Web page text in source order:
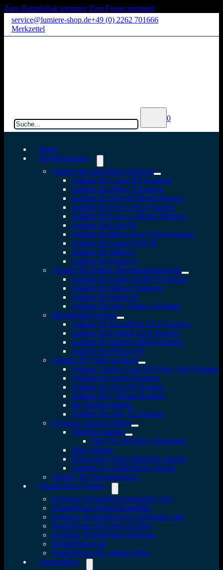
Zum Hauptinhalt springen Zum Footer springen
service@lumiere-shop.de+49 (0) 2262 701666
Merkzettel
0
Home
Objektivadapter
Adapter für spiegellose Kameras
Adapter für Canon RF Kameras
Adapter für Nikon Z Kamera
Adapter für Sony-E Mount Kamera
Adapter für Fuji X-Serie Kamera
Adapter für Leica L-Mount Kameras
Adapter für Leica M
Adapter für Micro Four Thirds Kamera
Adapter für Canon EOS M
Adapter für Nikon 1
Adapter für Pentax Q
Adapter für digitale Spiegelreflexkameras
Adapter für Canon EF/EF-S Kamera
Adapter für Nikon F Kamera
Adapter für Pentax K
Adapter für Sony Alpha A Kamera
Mittelformat Adapter
Adapter für Hasselblad XCD Kamera
Adapter für Fujifilm GFX Kamera
Adapter für Mamiya M645 Kamera
Adapter für Pentax 645
Adapter für Video Kameras
Adapter Vizelex Cine ND-Filter 2 bis 8 Stopps
Adapter für Arri PL Kamera
Adapter für Arri LPL Kamera
Adapter für C Mount Kamera
B4 Objektivadapter
Adapter für Sony FZ Kamera
Fotodiox Spezial Adapter
Tilt/Shift Adapter
M42 TLT ROKR-Adapterkits
Shift Adapter
RhinoCam Vertex drehbarer Adapter
Adapter 4×5 Shift/Stitch-Adapter
Adapter für Astrofotografen
WonderPana System
Fotodiox WonderPana Filterhalter 145
WonderPana 145mm Rundfilter
Fotodiox WonderPana XL Filterhalter 186
WonderPana 145 Step-Up Ring
Fotodiox WonderPana Halterung
WonderPana Cap
WonderPana XK 186mm Filter
Fotozubehör